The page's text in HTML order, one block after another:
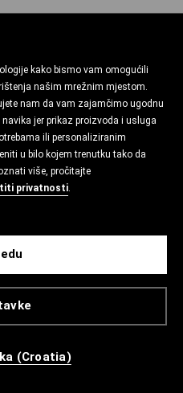
kako bismo vam omogućili
našim mrežnim mjestom.
nam da vam zajamčimo ugodnu
jer prikaz proizvoda i usluga
ili personaliziranim
u bilo kojem trenutku tako da
više, pročitajte
privatnosti.
(Croatia)